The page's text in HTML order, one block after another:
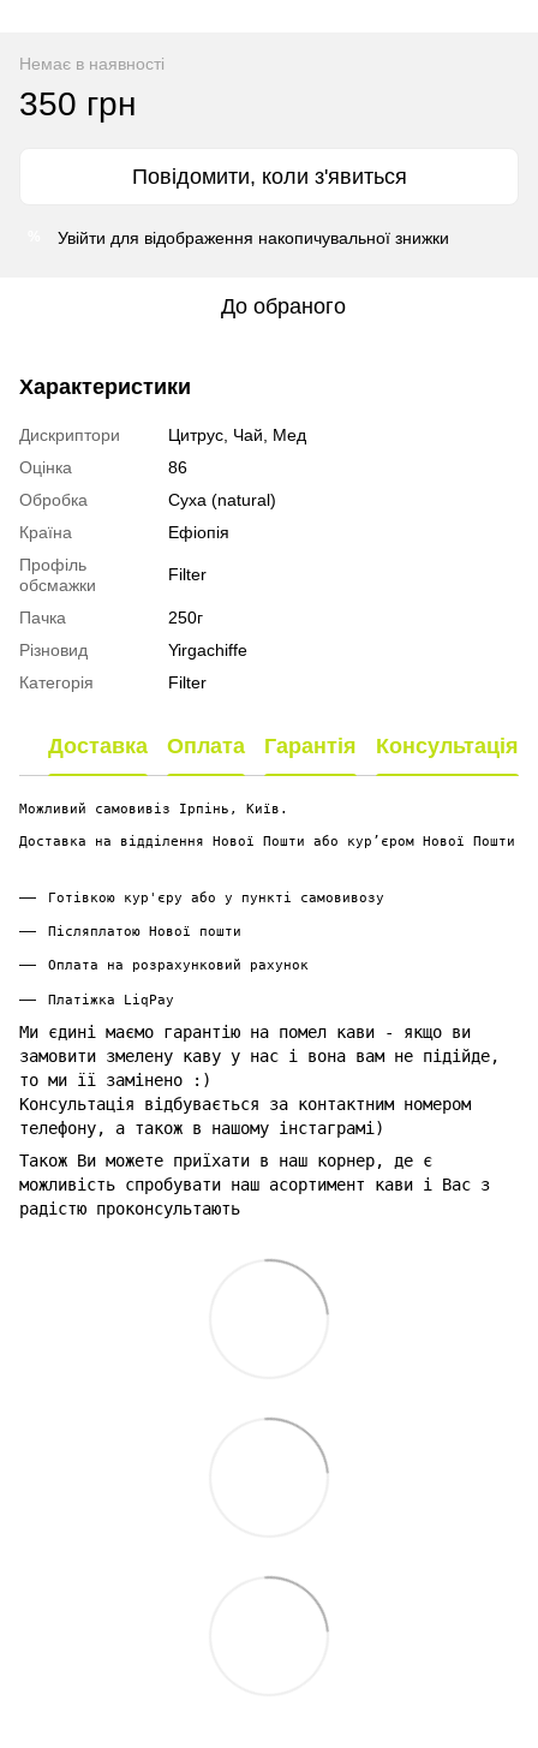
Немає в наявності
350 грн
Повідомити, коли з'явиться
Увійти для відображення накопичувальної знижки
До обраного
Характеристики
Дискриптори
Цитрус, Чай, Мед
Оцінка
86
Обробка
Суха (natural)
Країна
Ефіопія
Профіль
обсмажки
Filter
Пачка
250г
Різновид
Yirgachiffe
Категорія
Filter
Доставка Оплата Гарантія Консультація
Можливий самовивіз Ірпінь, Київ.
Доставка на відділення Нової Пошти або курʼєром Нової Пошти
Готівкою кур'єру або у пункті самовивозу
Післяплатою Нової пошти
Оплата на розрахунковий рахунок
Платіжка LiqPay
Ми єдині маємо гарантію на помел кави - якщо ви
замовити змелену каву у нас і вона вам не підійде,
то ми її замінено :)
Консультація відбувається за контактним номером
телефону, а також в нашому інстаграмі)
Також Ви можете приїхати в наш корнер, де є
можливість спробувати наш асортимент кави і Вас з
радістю проконсультають